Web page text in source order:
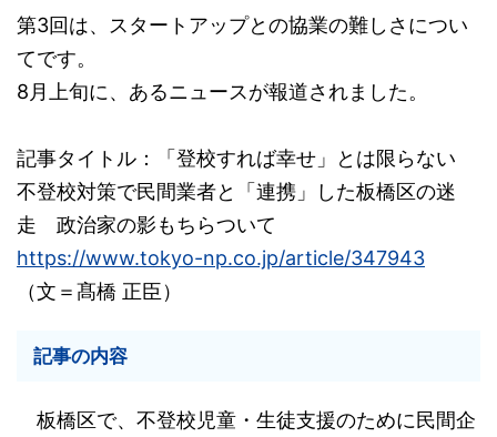
第3回は、スタートアップとの協業の難しさについ
てです。
8月上旬に、あるニュースが報道されました。
記事タイトル：「登校すれば幸せ」とは限らない
不登校対策で民間業者と「連携」した板橋区の迷
走 政治家の影もちらついて
https://www.tokyo-np.co.jp/article/347943
（文＝髙橋 正臣）
記事の内容
板橋区で、不登校児童・生徒支援のために民間企